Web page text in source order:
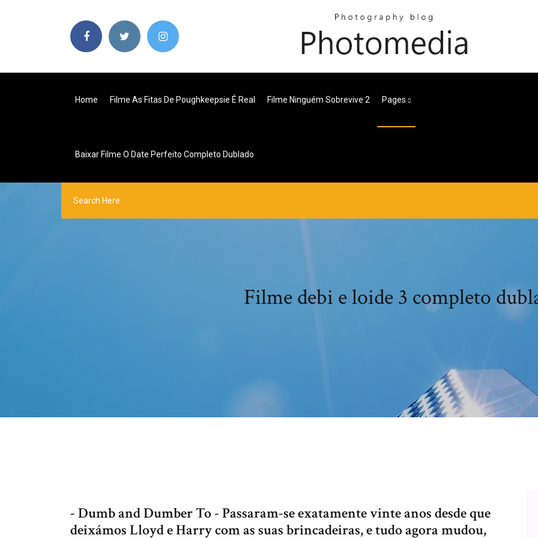
Home Filme As Fitas De Poughkeepsie É Real Filme Ninguém Sobrevive 2 Pages
Baixar Filme O Date Perfeito Completo Dublado
Filme debi e loide 3 completo
- Dumb and Dumber To - Passaram-se exatamente vinte anos desde que
deixámos Lloyd e Harry com as suas brincadeiras, e tudo agora mudou,